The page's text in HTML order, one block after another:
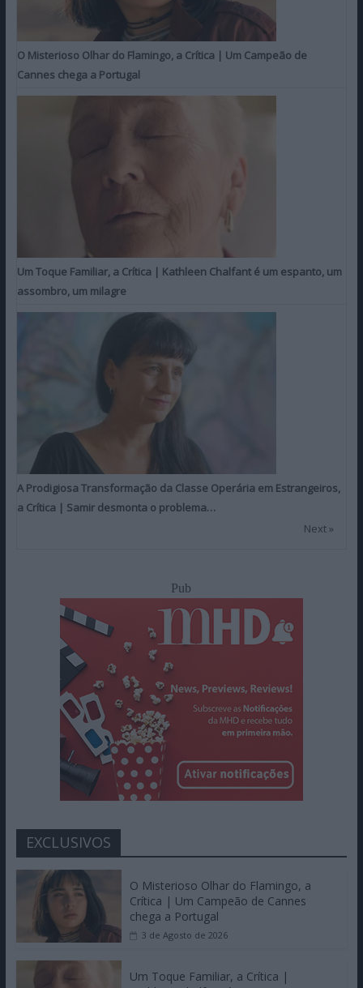
O Misterioso Olhar do Flamingo, a Crítica | Um Campeão de
Cannes chega a Portugal
Um Toque Familiar, a Crítica | Kathleen Chalfant é um espanto, um
assombro, um milagre
A Prodigiosa Transformação da Classe Operária em Estrangeiros,
a Crítica | Samir desmonta o problema…
Next »
Pub
EXCLUSIVOS
O Misterioso Olhar do Flamingo, a
Crítica | Um Campeão de Cannes
chega a Portugal
3 de Agosto de 2026
Um Toque Familiar, a Crítica |